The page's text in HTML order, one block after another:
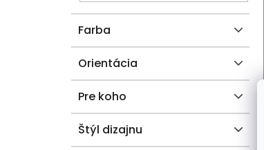
Farba
Orientácia
Pre koho
Štýl dizajnu